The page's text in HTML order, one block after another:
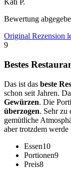
Kati P.
Bewertung
Original Rezension
9
Bestes
Das ist das beste
schon seit Jahren.
Gewürzen. Die
überzogen. Sehr zu
gemütliche
aber trotzdem
Essen10
Portionen9
Preis8